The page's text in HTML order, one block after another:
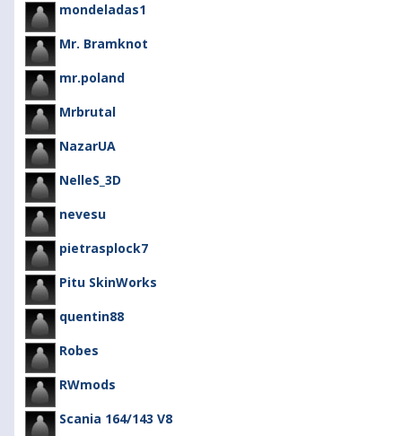
mondeladas1
Mr. Bramknot
mr.poland
Mrbrutal
NazarUA
NelleS_3D
nevesu
pietrasplock7
Pitu SkinWorks
quentin88
Robes
RWmods
Scania 164/143 V8